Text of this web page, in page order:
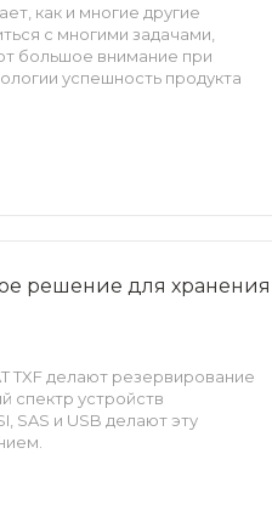
как и многие другие
с многими задачами,
большое внимание при
успешность продукта
решение для хранения
TXF делают резервирование
спектр устройств
SAS и USB делают эту